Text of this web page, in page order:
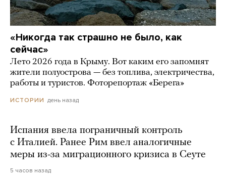
«Никогда так страшно не было, как
сейчас»
Лето 2026 года в Крыму. Вот каким его запомнят
жители полуострова — без топлива, электричества,
работы и туристов. Фоторепортаж «Берега»
ИСТОРИИ день назад
Испания ввела пограничный контроль
с Италией. Ранее Рим ввел аналогичные
меры из-за миграционного кризиса в Сеуте
5 часов назад